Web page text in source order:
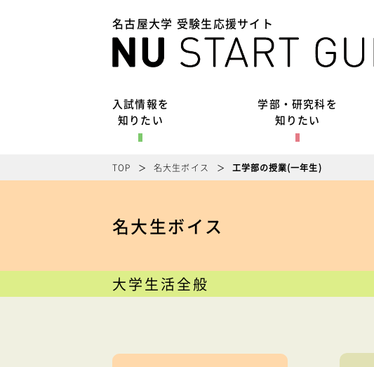
名古屋大学 受験生応援サイト
入試情報を
知りたい
学部・研究科を
知りたい
TOP 名大生ボイス 工学部の授業(一年生)
名大生ボイス
大学生活全般